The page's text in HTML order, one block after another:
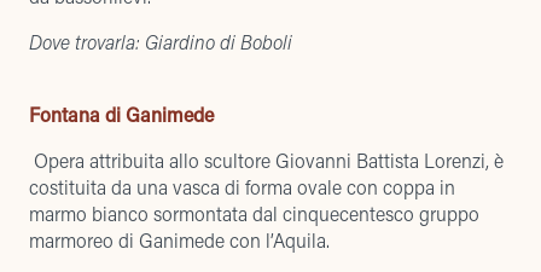
Dove trovarla: Giardino di Boboli
Fontana di Ganimede
Opera attribuita allo scultore Giovanni Battista Lorenzi, è
costituita da una vasca di forma ovale con coppa in
marmo bianco sormontata dal cinquecentesco gruppo
marmoreo di Ganimede con l’Aquila.